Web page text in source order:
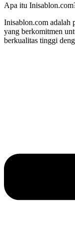
Apa itu
Inisablon.com adalah
yang berkomitmen
berkualitas tinggi